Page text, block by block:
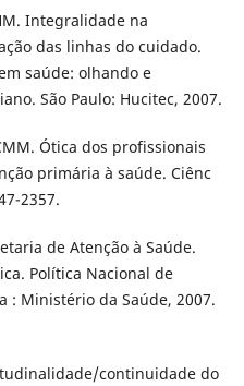
Integralidade na
das linhas do cuidado.
saúde: olhando e
São Paulo: Hucitec, 2007.
Ótica dos profissionais
primária à saúde. Ciênc
2357.
de Atenção à Saúde.
Política Nacional de
: Ministério da Saúde, 2007.
continuidade do